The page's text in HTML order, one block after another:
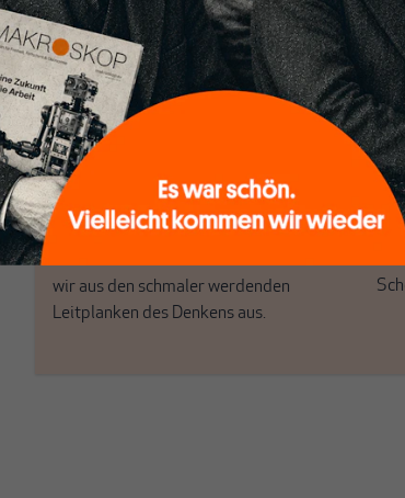
wirtschaftspolitische Themen aus einer
postkeynesianischen Perspektive und ist
damit in Deutschland einzigartig.
MAKROSKOP steht für das große Ganze.
Wir haben einen Blick auf Geld,
Wirtschaft und Politik, den Sie so
woanders nicht finden.
Dabei leben wir von unseren Autoren,
ihren Recherchen, ihrem Wissen und
ihrem Enthusiasmus. Gemeinsam scheren
wir aus den schmaler werdenden
Leitplanken des Denkens aus.